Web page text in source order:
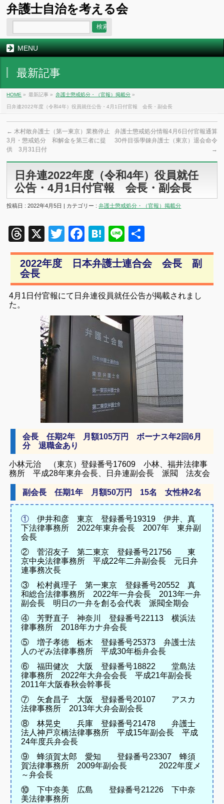
弁護士自治を考える会
MENU
最新記事
HOME » 最新記事 » 弁護士懲戒処分・（官報）掲載分 »
日弁連2022年度（令和4年）役員就任公告・4月1日付官報 会長・副会長
← 木村敢弁護士（第一東京）業務停止
3月・懲戒処分 和解金を第三者に提
供 3月31日付
弁護士懲戒処分情報4月6日付官報通算
30件目張學錬弁護士（東京）退会命令
→
日弁連2022年度（令和4年）役員就任
公告・4月1日付官報 会長・副会長
投稿日 : 2022年4月5日 | カテゴリー :弁護士懲戒処分・（官報）掲載分
Threads
X TwitterFacebook
Hatena
Line
有
2022年度 日本弁護士連合会 会長 副
会長
4月1日付官報にて日弁連役員就任公告が掲載されまし
た。
会長 任期2年 月額105万円 ボーナス年2回6月
分 退職金あり
小林元治 （東京）登録番号17609 小林、福井法律事
務所 平成28年東弁会長、日弁連副会長 派閥 法友会
副会長 任期1年 月額50万円 15名 女性枠2名
① 伊井和彦 東京 登録番号19319 伊井、真
下法律事務所 2022年東弁会長 2007年 東弁副
会長
② 菅沼友子 第二東京 登録番号21756 東
京中央法律事務所 平成22年二弁副会長 元日弁
連事務次長
③ 松村眞理子 第一東京 登録番号20552 真
和総合法律事務所 2022年一弁会長 2013年一弁
副会長 明日の一弁を創る会代表 派閥全期会
④ 芳野直子 神奈川 登録番号22113 横浜法
律事務所 2018年カナ弁会長
⑤ 増子孝徳 栃木 登録番号25373 弁護士法
人のぞみ法律事務所 平成30年栃弁会長
⑥ 福田健次 大阪 登録番号18822 堂島法
律事務所 2022年大弁会会長 平成21年副会長
2011年大阪春秋会幹事長
⑦ 矢倉昌子 大阪 登録番号20107 アスカ
法律事務所 2013年大弁会副会長
⑧ 林晃史 兵庫 登録番号21478 弁護士
法人神戸京橋法律事務所 平成15年副会長 平成
24年度兵弁会長
⑨ 蜂須賀太郎 愛知 登録番号23307 蜂須
賀法律事務所 2009年副会長 2022年度メ
～弁会長
⑩ 下中奈美 広島 登録番号21226 下中奈
美法律事務所